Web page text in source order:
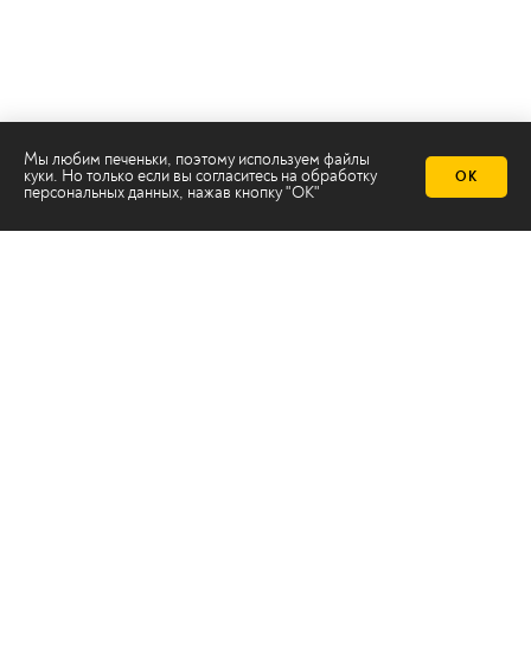
Мы любим печеньки, поэтому используем файлы
куки. Но только если вы согласитесь на обработку
персональных данных, нажав кнопку "ОК"
ОК